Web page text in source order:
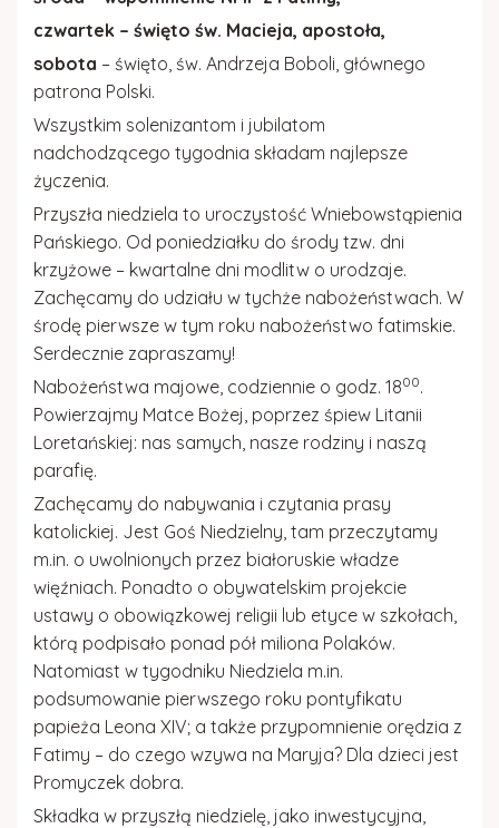
Kościół w Rydzowie
czwartek – święto św. Macieja, apostoła,
sobota – święto, św. Andrzeja Boboli, głównego
patrona Polski.
Wszystkim solenizantom i jubilatom
nadchodzącego tygodnia składam najlepsze
życzenia.
Przyszła niedziela to uroczystość Wniebowstąpienia
Pańskiego. Od poniedziałku do środy tzw. dni
krzyżowe – kwartalne dni modlitw o urodzaje.
Zachęcamy do udziału w tychże nabożeństwach. W
środę pierwsze w tym roku nabożeństwo fatimskie.
Serdecznie zapraszamy!
Nabożeństwa majowe, codziennie o godz. 1800.
Powierzajmy Matce Bożej, poprzez śpiew Litanii
Loretańskiej: nas samych, nasze rodziny i naszą
parafię.
Zachęcamy do nabywania i czytania prasy
katolickiej. Jest Goś Niedzielny, tam przeczytamy
m.in. o uwolnionych przez białoruskie władze
więźniach. Ponadto o obywatelskim projekcie
ustawy o obowiązkowej religii lub etyce w szkołach,
którą podpisało ponad pół miliona Polaków.
Natomiast w tygodniku Niedziela m.in.
podsumowanie pierwszego roku pontyfikatu
papieża Leona XIV; a także przypomnienie orędzia z
Fatimy – do czego wzywa na Maryja? Dla dzieci jest
Promyczek dobra.
Składka w przyszłą niedzielę, jako inwestycyjna,